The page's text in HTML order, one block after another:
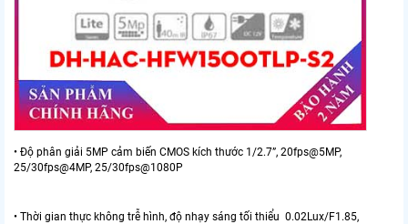
• Độ phân giải 5MP cảm biến CMOS kích thước 1/2.7”, 20fps@5MP,
25/30fps@4MP, 25/30fps@1080P
• Thời gian thực không trễ hình, độ nhạy sáng tối thiểu 0.02Lux/F1.85,